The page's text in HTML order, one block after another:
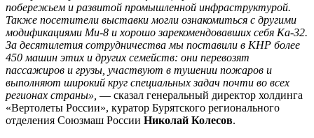
побережьем и развитой промышленной инфраструктурой.
Также посетители выставки могли ознакомиться с другими
модификациями Ми-8 и хорошо зарекомендовавших себя Ка-32.
За десятилетия сотрудничества мы поставили в КНР более
450 машин этих и других семейств: они перевозят
пассажиров и грузы, участвуют в тушении пожаров и
выполняют широкий круг специальных задач почти во всех
регионах страны», — сказал генеральный директор холдинга
«Вертолеты России», куратор Бурятского регионального
отделения Союзмаш России Николай Колесов.